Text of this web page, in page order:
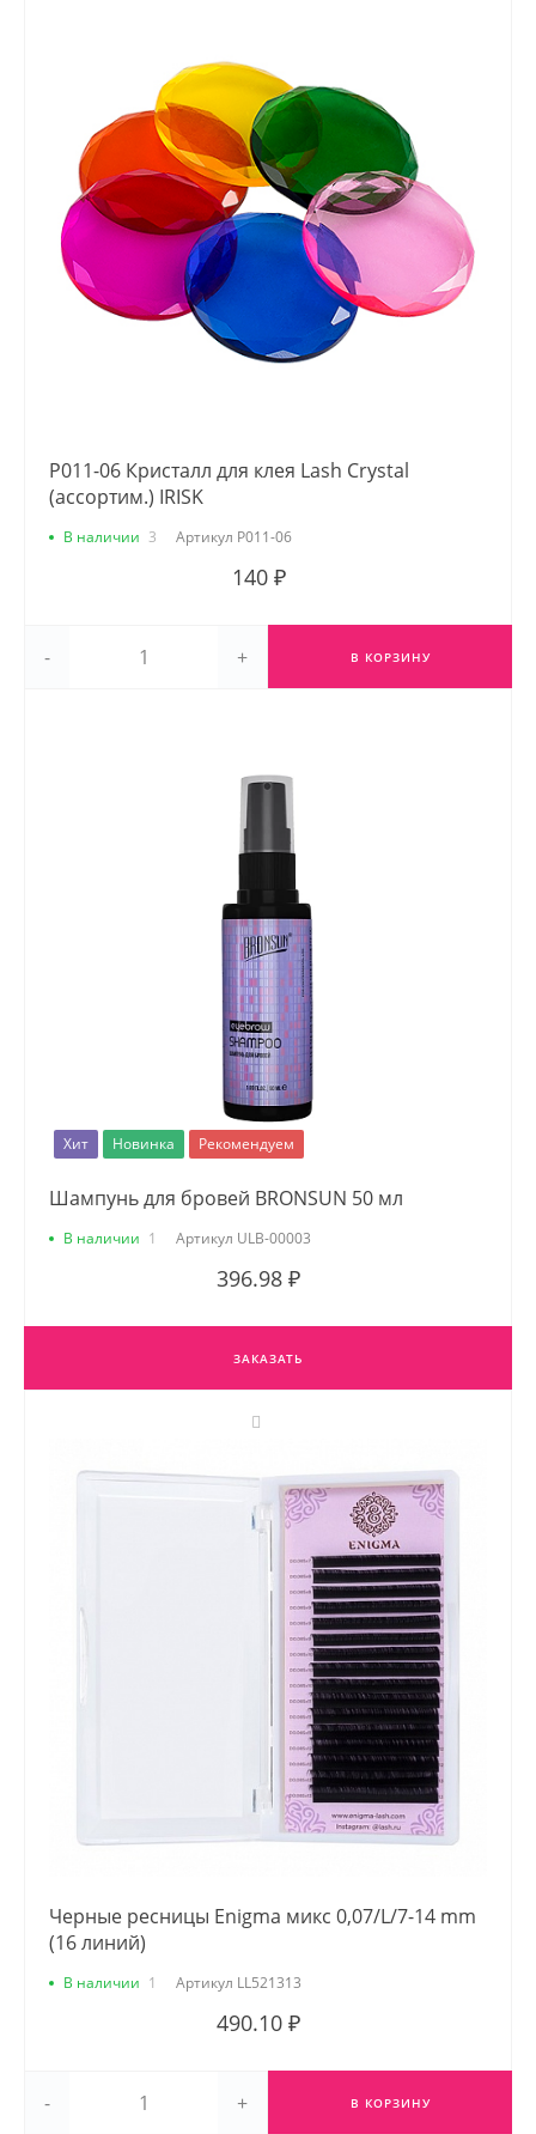
Р011-06 Кристалл для клея Lash Crystal
(ассортим.) IRISK
В наличии 3 Артикул Р011-06
140 ₽
- + В КОРЗИНУ
Хит Новинка Рекомендуем
Шампунь для бровей BRONSUN 50 мл
В наличии 1 Артикул ULB-00003
396.98 ₽
ЗАКАЗАТЬ
Черные ресницы Enigma микс 0,07/L/7-14 mm
(16 линий)
В наличии 1 Артикул LL521313
490.10 ₽
- + В КОРЗИНУ